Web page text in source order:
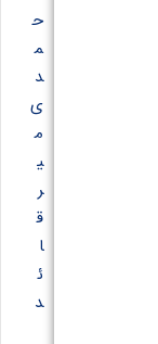
ح
م
د
ی
م
ی
ر
ق
ا
ئ
د